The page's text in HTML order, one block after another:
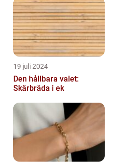
19 juli 2024
Den hållbara valet:
Skärbräda i ek